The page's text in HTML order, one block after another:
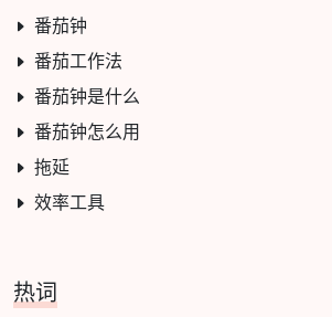
番茄钟
番茄工作法
番茄钟是什么
番茄钟怎么用
拖延
效率工具
热词